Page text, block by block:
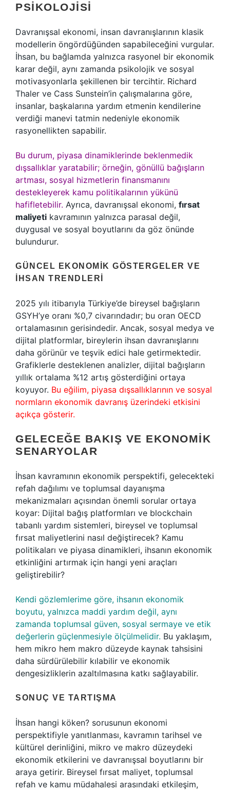
PSIKOLOJISI
Davranışsal ekonomi, insan davranışlarının klasik
modellerin öngördüğünden sapabileceğini vurgular.
İhsan, bu bağlamda yalnızca rasyonel bir ekonomik
karar değil, aynı zamanda psikolojik ve sosyal
motivasyonlarla şekillenen bir tercihtir. Richard
Thaler ve Cass Sunstein’in çalışmalarına göre,
insanlar, başkalarına yardım etmenin kendilerine
verdiği manevi tatmin nedeniyle ekonomik
rasyonellikten sapabilir.
Bu durum, piyasa dinamiklerinde beklenmedik
dışsallıklar yaratabilir; örneğin, gönüllü bağışların
artması, sosyal hizmetlerin finansmanını
destekleyerek kamu politikalarının yükünü
hafifletebilir. Ayrıca, davranışsal ekonomi, fırsat
maliyeti kavramının yalnızca parasal değil,
duygusal ve sosyal boyutlarını da göz önünde
bulundurur.
GÜNCEL EKONOMIK GÖSTERGELER VE
İHSAN TRENDLERI
2025 yılı itibarıyla Türkiye’de bireysel bağışların
GSYH’ye oranı %0,7 civarındadır; bu oran OECD
ortalamasının gerisindedir. Ancak, sosyal medya ve
dijital platformlar, bireylerin ihsan davranışlarını
daha görünür ve teşvik edici hale getirmektedir.
Grafiklerle desteklenen analizler, dijital bağışların
yıllık ortalama %12 artış gösterdiğini ortaya
koyuyor. Bu eğilim, piyasa dışsallıklarının ve sosyal
normların ekonomik davranış üzerindeki etkisini
açıkça gösterir.
GELECEĞE BAKIŞ VE EKONOMIK
SENARYOLAR
İhsan kavramının ekonomik perspektifi, gelecekteki
refah dağılımı ve toplumsal dayanışma
mekanizmaları açısından önemli sorular ortaya
koyar: Dijital bağış platformları ve blockchain
tabanlı yardım sistemleri, bireysel ve toplumsal
fırsat maliyetlerini nasıl değiştirecek? Kamu
politikaları ve piyasa dinamikleri, ihsanın ekonomik
etkinliğini artırmak için hangi yeni araçları
geliştirebilir?
Kendi gözlemlerime göre, ihsanın ekonomik
boyutu, yalnızca maddi yardım değil, aynı
zamanda toplumsal güven, sosyal sermaye ve etik
değerlerin güçlenmesiyle ölçülmelidir. Bu yaklaşım,
hem mikro hem makro düzeyde kaynak tahsisini
daha sürdürülebilir kılabilir ve ekonomik
dengesizliklerin azaltılmasına katkı sağlayabilir.
SONUÇ VE TARTIŞMA
İhsan hangi köken? sorusunun ekonomi
perspektifiyle yanıtlanması, kavramın tarihsel ve
kültürel derinliğini, mikro ve makro düzeydeki
ekonomik etkilerini ve davranışsal boyutlarını bir
araya getirir. Bireysel fırsat maliyet, toplumsal
refah ve kamu müdahalesi arasındaki etkileşim,